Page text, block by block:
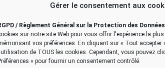
Gérer le consentement aux
/ Règlement Général sur la Protection des Données
sur notre site Web pour vous offrir l'expérience la plus
vos préférences. En cliquant sur « Tout accepter
de TOUS les cookies. Cependant, vous pouvez
» pour fournir un consentement contrôlé.
pour enfants exige un niveau élevé de qualité,
BTP, CHANTIER,CHANTIER URBAIN ,
TENTE CHANTIER TUNNEL,TENTE GONFLABLE
TENTE GONFLABLE DE CHANTIER